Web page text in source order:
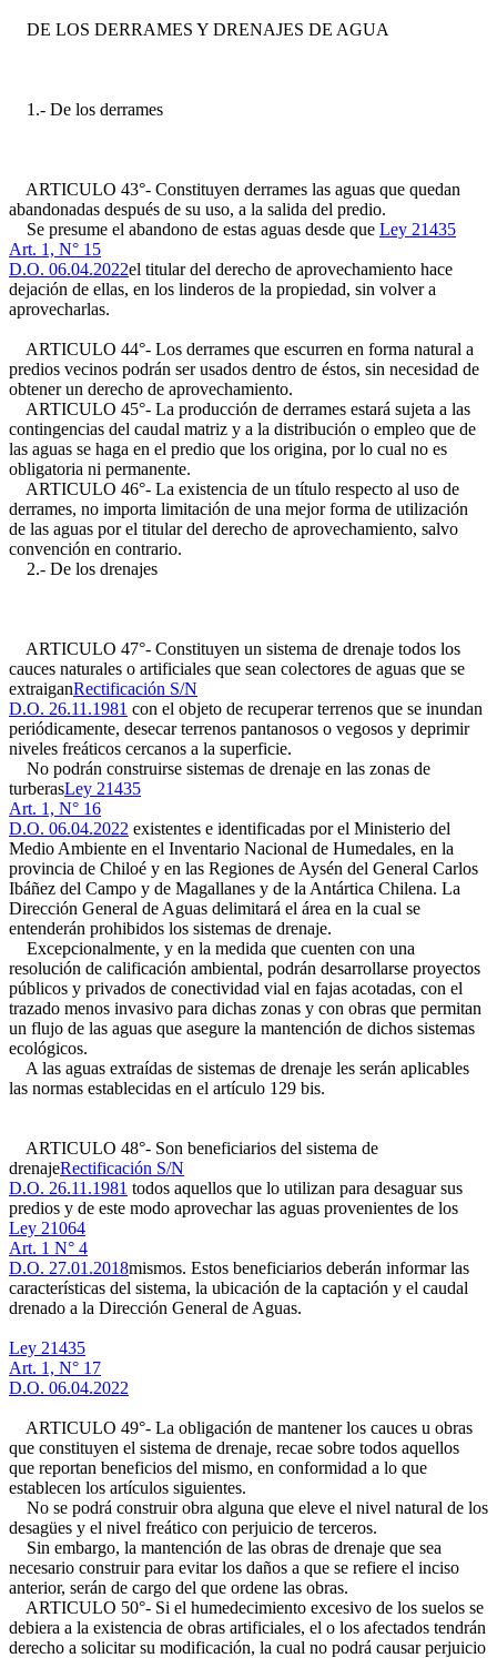
DE LOS DERRAMES Y DRENAJES DE AGUA
1.- De los derrames
ARTICULO 43°- Constituyen derrames las aguas que quedan
abandonadas después de su uso, a la salida del predio.
Se presume el abandono de estas aguas desde que Ley 21435
Art. 1, N° 15
D.O. 06.04.2022el titular del derecho de aprovechamiento hace
dejación de ellas, en los linderos de la propiedad, sin volver a
aprovecharlas.
ARTICULO 44°- Los derrames que escurren en forma natural a
predios vecinos podrán ser usados dentro de éstos, sin necesidad de
obtener un derecho de aprovechamiento.
ARTICULO 45°- La producción de derrames estará sujeta a las
contingencias del caudal matriz y a la distribución o empleo que de
las aguas se haga en el predio que los origina, por lo cual no es
obligatoria ni permanente.
ARTICULO 46°- La existencia de un título respecto al uso de
derrames, no importa limitación de una mejor forma de utilización
de las aguas por el titular del derecho de aprovechamiento, salvo
convención en contrario.
2.- De los drenajes
ARTICULO 47°- Constituyen un sistema de drenaje todos los
cauces naturales o artificiales que sean colectores de aguas que se
extraiganRectificación S/N
D.O. 26.11.1981 con el objeto de recuperar terrenos que se inundan
periódicamente, desecar terrenos pantanosos o vegosos y deprimir
niveles freáticos cercanos a la superficie.
No podrán construirse sistemas de drenaje en las zonas de
turberasLey 21435
Art. 1, N° 16
D.O. 06.04.2022 existentes e identificadas por el Ministerio del
Medio Ambiente en el Inventario Nacional de Humedales, en la
provincia de Chiloé y en las Regiones de Aysén del General Carlos
Ibáñez del Campo y de Magallanes y de la Antártica Chilena. La
Dirección General de Aguas delimitará el área en la cual se
entenderán prohibidos los sistemas de drenaje.
Excepcionalmente, y en la medida que cuenten con una
resolución de calificación ambiental, podrán desarrollarse proyectos
públicos y privados de conectividad vial en fajas acotadas, con el
trazado menos invasivo para dichas zonas y con obras que permitan
un flujo de las aguas que asegure la mantención de dichos sistemas
ecológicos.
A las aguas extraídas de sistemas de drenaje les serán aplicables
las normas establecidas en el artículo 129 bis.
ARTICULO 48°- Son beneficiarios del sistema de
drenajeRectificación S/N
D.O. 26.11.1981 todos aquellos que lo utilizan para desaguar sus
predios y de este modo aprovechar las aguas provenientes de los
Ley 21064
Art. 1 N° 4
D.O. 27.01.2018mismos. Estos beneficiarios deberán informar las
características del sistema, la ubicación de la captación y el caudal
drenado a la Dirección General de Aguas.
Ley 21435
Art. 1, N° 17
D.O. 06.04.2022
ARTICULO 49°- La obligación de mantener los cauces u obras
que constituyen el sistema de drenaje, recae sobre todos aquellos
que reportan beneficios del mismo, en conformidad a lo que
establecen los artículos siguientes.
No se podrá construir obra alguna que eleve el nivel natural de los
desagües y el nivel freático con perjuicio de terceros.
Sin embargo, la mantención de las obras de drenaje que sea
necesario construir para evitar los daños a que se refiere el inciso
anterior, serán de cargo del que ordene las obras.
ARTICULO 50°- Si el humedecimiento excesivo de los suelos se
debiera a la existencia de obras artificiales, el o los afectados tendrán
derecho a solicitar su modificación, la cual no podrá causar perjuicio